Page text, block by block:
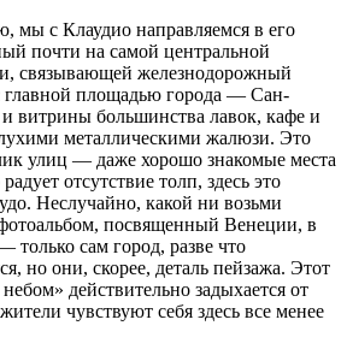
мы с Клаудио направляемся в его
почти на самой центральной
связывающей железнодорожный
главной площадью города — Сан-
витрины большинства лавок, кафе и
металлическими жалюзи. Это
улиц — даже хорошо знакомые места
отсутствие толп, здесь это
Неслучайно, какой ни возьми
посвященный Венеции, в
сам город, разве что
но они, скорее, деталь пейзажа. Этот
действительно задыхается от
чувствуют себя здесь все менее